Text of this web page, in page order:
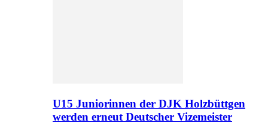
U15 Juniorinnen der DJK Holzbüttgen
werden erneut Deutscher Vizemeister